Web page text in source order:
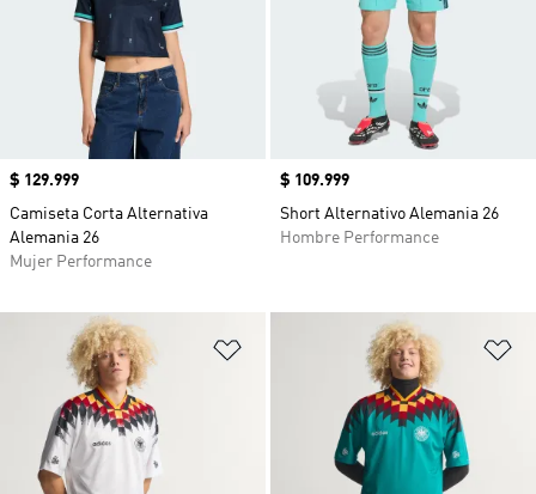
Precio
$ 129.999
Camiseta Corta Alternativa
Alemania 26
Mujer Performance
Precio
$ 109.999
Short Alternativo Alemania 26
Hombre Performance
Añadir a la lista de deseos